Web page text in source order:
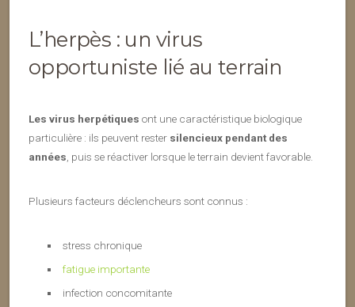
L’herpès : un virus
opportuniste lié au terrain
Les virus herpétiques ont une caractéristique biologique
particulière : ils peuvent rester silencieux pendant des
années , puis se réactiver lorsque le terrain devient favorable.
Plusieurs facteurs déclencheurs sont connus :
stress chronique
fatigue importante
infection concomitante